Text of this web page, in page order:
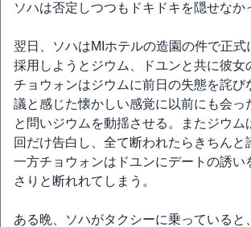
ソハは否定しつつもドキドキを隠せなか
翌日、ソハはMIホテルの造園の件で正式
採用しようとジウム、ドユンと共に彼女
チョウォンはジウムに前日の失態を詫び
議と感じた懐かしい感覚に以前にも会っ
と問いジウムを動揺させる。またジウム
回だけ告白し、全て断われたらきちんと
一方チョウォンはドユンにデートの誘い
さりと断れれてしまう。
ある晩、ソハがタクシーに乗っていると